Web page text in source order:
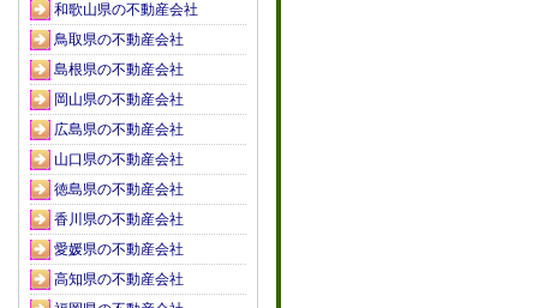
和歌山県の不動産会社
鳥取県の不動産会社
島根県の不動産会社
岡山県の不動産会社
広島県の不動産会社
山口県の不動産会社
徳島県の不動産会社
香川県の不動産会社
愛媛県の不動産会社
高知県の不動産会社